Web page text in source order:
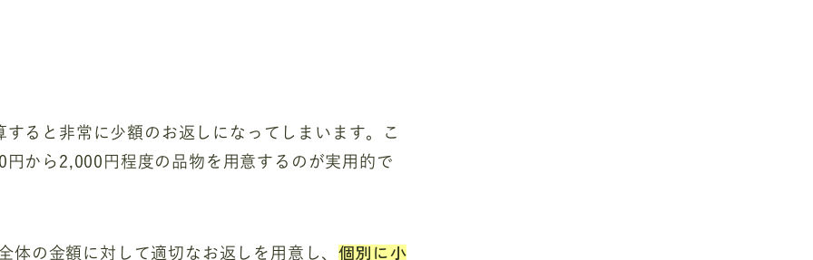
ると非常に少額のお返しになってしまいます。こ
から2,000円程度の品物を用意するのが実用的で
体の金額に対して適切なお返しを用意し、個別に小